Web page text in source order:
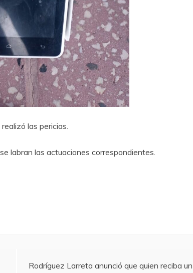
las pericias.
labran las actuaciones correspondientes.
Rodríguez Larreta anunció que quien reciba un